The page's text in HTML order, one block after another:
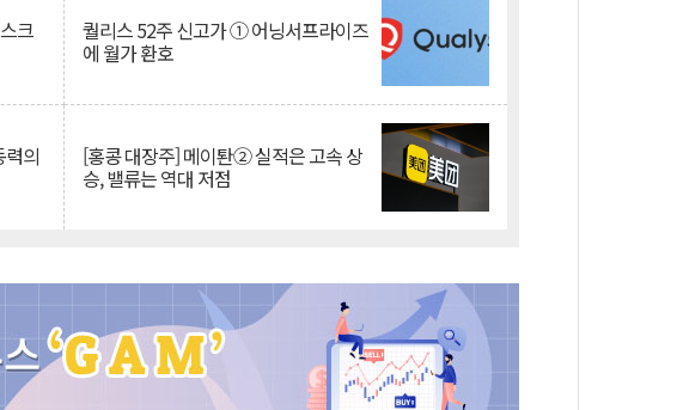
크 퀄리스 52주 신고가 ① 어닝서프라이즈
에 월가 환호
의 [홍콩 대장주] 메이퇀② 실적은 고속 상
승, 밸류는 역대 저점